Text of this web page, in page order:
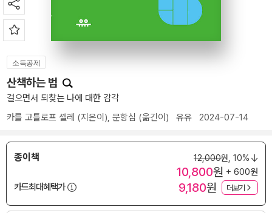
소득공제
산책하는 법
걸으면서 되찾는 나에 대한 감각
카를 고틀로프 셸레 (지은이), 문항심 (옮긴이) 유유 2024-07-14
종이책 12,000원, 10%
10,800원 + 600원
카드최대혜택가
9,180원 더보기